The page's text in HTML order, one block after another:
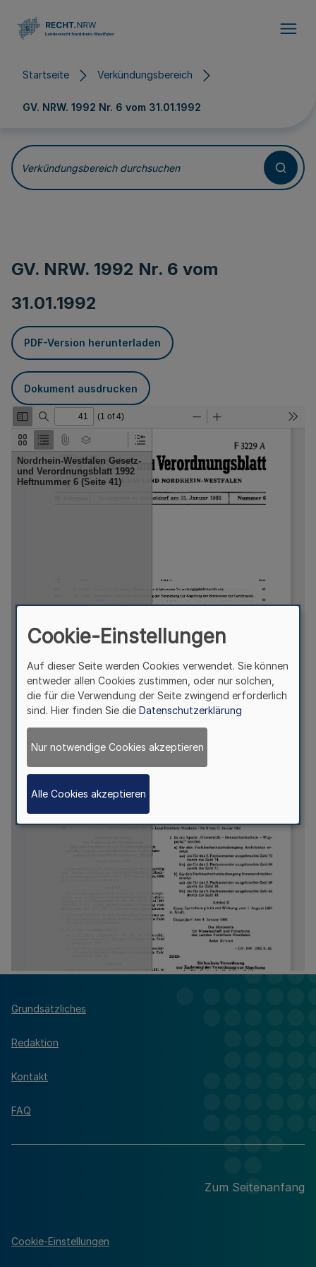
Startseite Verkündungsbereich
GV. NRW. 1992 Nr. 6 vom 31.01.1992
Verkündungsbereich durchsuchen
GV. NRW. 1992 Nr. 6 vom
31.01.1992
PDF-Version herunterladen
Dokument ausdrucken
Grundsätzliches
Redaktion
Kontakt
FAQ
Zum Seitenanfang
Cookie-Einstellungen
Cookie-Einstellungen
Auf dieser Seite werden Cookies verwendet. Sie können
entweder allen Cookies zustimmen, oder nur solchen,
die für die Verwendung der Seite zwingend erforderlich
sind. Hier finden Sie die Datenschutzerklärung
Nur notwendige Cookies akzeptieren
Alle Cookies akzeptieren